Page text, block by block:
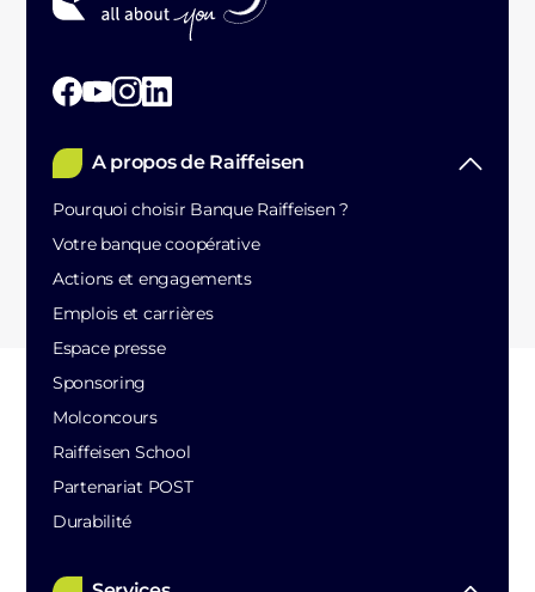
A propos de Raiffeisen
Pourquoi choisir Banque Raiffeisen ?
Votre banque coopérative
Actions et engagements
Emplois et carrières
Espace presse
Sponsoring
Molconcours
Raiffeisen School
Partenariat POST
Durabilité